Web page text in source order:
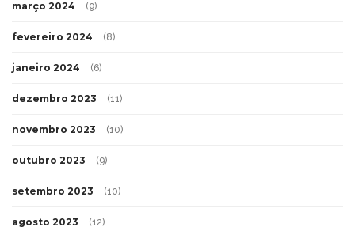
março 2024 (9)
fevereiro 2024 (8)
janeiro 2024 (6)
dezembro 2023 (11)
novembro 2023 (10)
outubro 2023 (9)
setembro 2023 (10)
agosto 2023 (12)